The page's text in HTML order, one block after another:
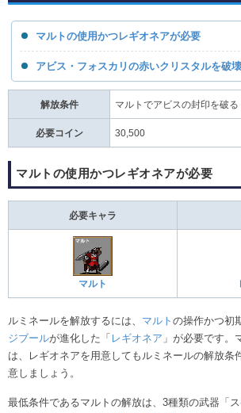
マルトの使用かつレギオネアが必要
アビス・フォスカリの赤いクリスタルを破
解放条件 マルトでアビスの封印を破る
必要コイン 30,500
マルトの使用かつレギオネアが必要
必要キャラ
マルト
ルミネールを解放するには、 マルト の操作かつ初
ジブールが進化した「 レギオネア 」が必要です。
は、レギオネアを用意してもルミネールの解放条
意しましょう。
最低条件であるマルトの解放は、3種類の武器「ス